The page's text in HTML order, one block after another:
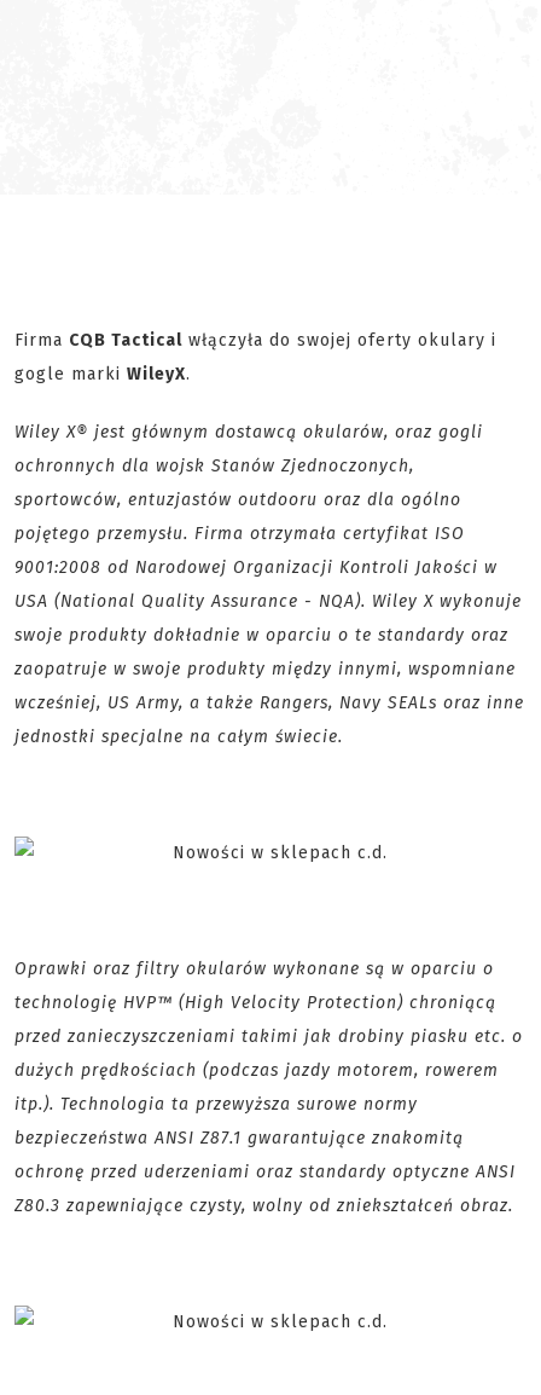
Firma CQB Tactical włączyła do swojej oferty okulary i
gogle marki WileyX.
Wiley X® jest głównym dostawcą okularów, oraz gogli
ochronnych dla wojsk Stanów Zjednoczonych,
sportowców, entuzjastów outdooru oraz dla ogólno
pojętego przemysłu. Firma otrzymała certyfikat ISO
9001:2008 od Narodowej Organizacji Kontroli Jakości w
USA (National Quality Assurance - NQA). Wiley X wykonuje
swoje produkty dokładnie w oparciu o te standardy oraz
zaopatruje w swoje produkty między innymi, wspomniane
wcześniej, US Army, a także Rangers, Navy SEALs oraz inne
jednostki specjalne na całym świecie.
Oprawki oraz filtry okularów wykonane są w oparciu o
technologię HVP™ (High Velocity Protection) chroniącą
przed zanieczyszczeniami takimi jak drobiny piasku etc. o
dużych prędkościach (podczas jazdy motorem, rowerem
itp.). Technologia ta przewyższa surowe normy
bezpieczeństwa ANSI Z87.1 gwarantujące znakomitą
ochronę przed uderzeniami oraz standardy optyczne ANSI
Z80.3 zapewniające czysty, wolny od zniekształceń obraz.